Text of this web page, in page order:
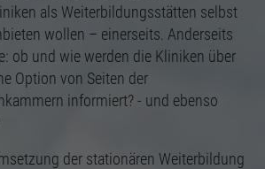
als Weiterbildungsstätten selbst
wollen – einerseits. Anderseits
ob und wie werden die Kliniken über
Option von Seiten der
informiert? - und ebenso
der stationären Weiterbildung